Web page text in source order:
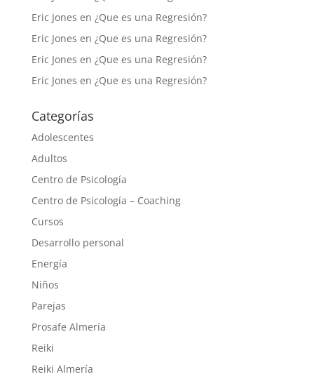
Eric Jones en ¿Que es una Regresión?
Eric Jones en ¿Que es una Regresión?
Eric Jones en ¿Que es una Regresión?
Eric Jones en ¿Que es una Regresión?
Categorías
Adolescentes
Adultos
Centro de Psicología
Centro de Psicología – Coaching
Cursos
Desarrollo personal
Energía
Niños
Parejas
Prosafe Almería
Reiki
Reiki Almería